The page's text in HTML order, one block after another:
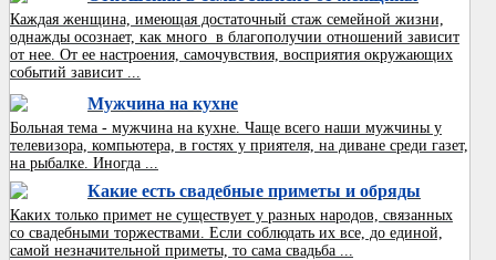
Каждая женщина, имеющая достаточный стаж семейной жизни,
однажды осознает, как много в благополучии отношений зависит
от нее. От ее настроения, самочувствия, восприятия окружающих
событий зависит ...
Мужчина на кухне
Больная тема - мужчина на кухне. Чаще всего наши мужчины у
телевизора, компьютера, в гостях у приятеля, на диване среди газет,
на рыбалке. Иногда ...
Какие есть свадебные приметы и обряды
Каких только примет не существует у разных народов, связанных
со свадебными торжествами. Если соблюдать их все, до единой,
самой незначительной приметы, то сама свадьба ...